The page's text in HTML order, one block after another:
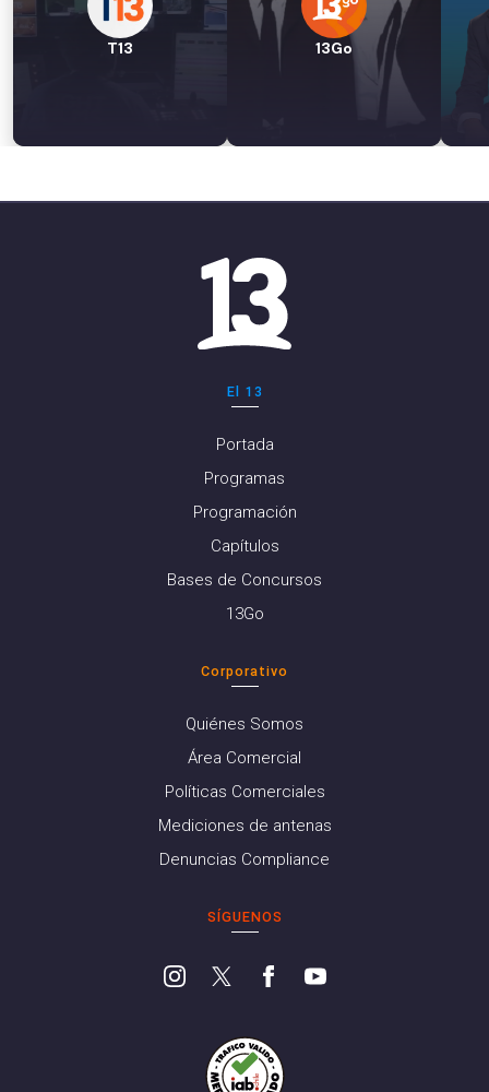
T13 13Go
El 13
Portada
Programas
Programación
Capítulos
Bases de Concursos
13Go
Corporativo
Quiénes Somos
Área Comercial
Políticas Comerciales
Mediciones de antenas
Denuncias Compliance
SÍGUENOS